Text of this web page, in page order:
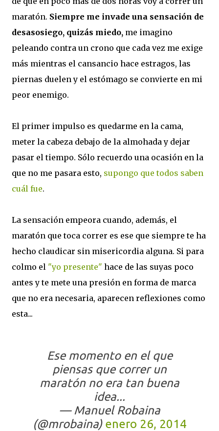
maratón. Siempre me invade una sensación de
desasosiego, quizás miedo, me imagino
peleando contra un crono que cada vez me exige
más mientras el cansancio hace estragos, las
piernas duelen y el estómago se convierte en mi
peor enemigo.
El primer impulso es quedarme en la cama,
meter la cabeza debajo de la almohada y dejar
pasar el tiempo. Sólo recuerdo una ocasión en la
que no me pasara esto, supongo que todos saben
cuál fue.
La sensación empeora cuando, además, el
maratón que toca correr es ese que siempre te ha
hecho claudicar sin misericordia alguna. Si para
colmo el "yo presente" hace de las suyas poco
antes y te mete una presión en forma de marca
que no era necesaria, aparecen reflexiones como
esta...
Ese momento en el que
piensas que correr un
maratón no era tan buena
idea...
— Manuel Robaina
(@mrobaina) enero 26, 2014